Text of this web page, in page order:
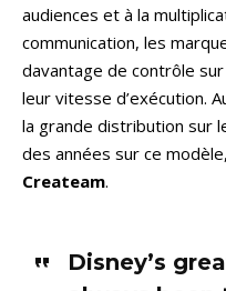
audiences et à la
communication, les
davantage de contrôle
leur vitesse d’exécution.
la grande distribution sur
des années sur ce
Createam.
Disney’s